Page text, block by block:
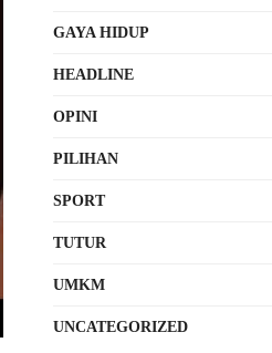
GAYA HIDUP
HEADLINE
OPINI
PILIHAN
SPORT
TUTUR
UMKM
UNCATEGORIZED